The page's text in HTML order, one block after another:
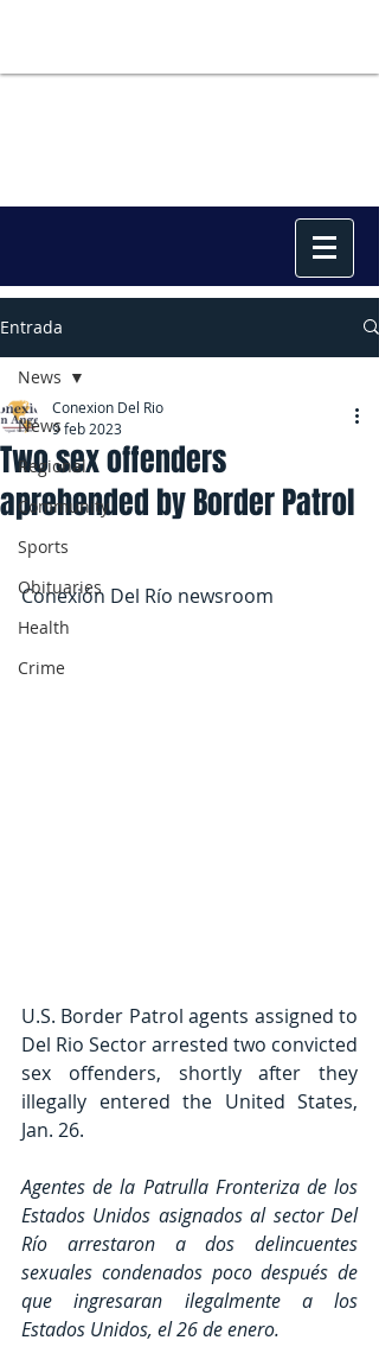
Entrada
News
Regional
Community
Sports
Obituaries
Health
Crime
News
Two sex offenders
aprehended by Border Patrol
Conexion Del Rio
9 feb 2023
Conexión Del Río newsroom
U.S. Border Patrol agents assigned to
Del Rio Sector arrested two convicted
sex offenders, shortly after they
illegally entered the United States,
Jan. 26.
Agentes de la Patrulla Fronteriza de los
Estados Unidos asignados al sector Del
Río arrestaron a dos delincuentes
sexuales condenados poco después de
que ingresaran ilegalmente a los
Estados Unidos, el 26 de enero.